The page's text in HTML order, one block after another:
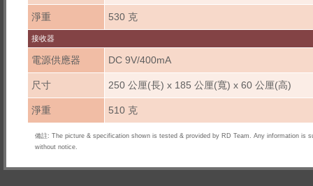
淨重 530 克
接收器
電源供應器 DC 9V/400mA
尺寸 250 公厘(長) x 185 公厘(寬) x 60 公厘(高)
淨重 510 克
備註: The picture & specification shown is tested & provided by RD Team. Any information is
without notice.